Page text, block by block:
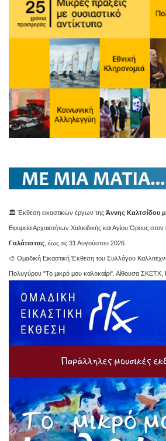
🏛️ Έκθεση εικαστικών έργων της Άννης Καλτσίδου
Εφορεία Αρχαιοτήτων Χαλκιδικής και Αγίου Όρους στον
Γαλάτιστας , έως τις 31 Αυγούστου 2026.
🎨 Ομαδική Εικαστική Έκθεση του Συλλόγου
Πολυγύρου "Το μικρό μου καλοκαίρι". Αίθουσα ΣΚΕΤΧ,